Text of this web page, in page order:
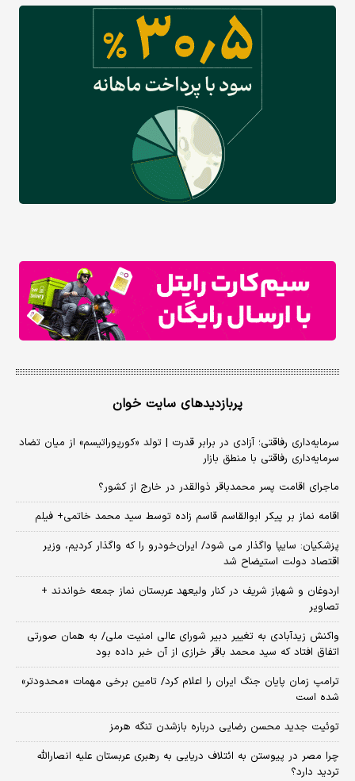
پربازدیدهای سایت خوان
سرمایه‌داری رفاقتی؛ آزادی در برابر قدرت | تولد «کورپوراتیسم» از میان تضاد
سرمایه‌داری رفاقتی با منطق بازار
ماجرای اقامت پسر محمدباقر ذوالقدر در خارج از کشور؟
اقامه نماز بر پیکر ابوالقاسم قاسم زاده توسط سید محمد خاتمی+ فیلم
پزشکیان: سایپا واگذار می شود/ ایران‌خودرو را که واگذار کردیم، وزیر
اقتصاد دولت استیضاح شد
اردوغان و شهباز شریف در کنار ولیعهد عربستان نماز جمعه خواندند +
تصاویر
واکنش زیدآبادی به تغییر دبیر شورای عالی امنیت ملی/ به همان صورتی
اتفاق افتاد که سید محمد باقر خرازی از آن خبر داده بود
ترامپ زمان پایان جنگ ایران را اعلام کرد/ تامین برخی مهمات «محدودتر»
شده است
توئیت جدید محسن رضایی درباره بازشدن تنگه هرمز
چرا مصر در پیوستن به ائتلاف دریایی به رهبری عربستان علیه انصارالله
تردید دارد؟